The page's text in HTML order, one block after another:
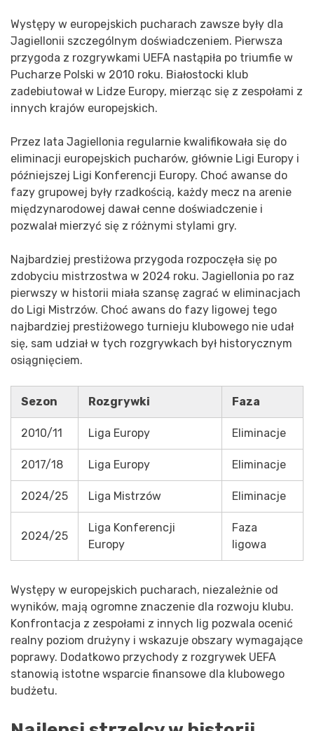
Występy w europejskich pucharach zawsze były dla
Jagiellonii szczególnym doświadczeniem. Pierwsza
przygoda z rozgrywkami UEFA nastąpiła po triumfie w
Pucharze Polski w 2010 roku. Białostocki klub
zadebiutował w Lidze Europy, mierząc się z zespołami z
innych krajów europejskich.
Przez lata Jagiellonia regularnie kwalifikowała się do
eliminacji europejskich pucharów, głównie Ligi Europy i
późniejszej Ligi Konferencji Europy. Choć awanse do
fazy grupowej były rzadkością, każdy mecz na arenie
międzynarodowej dawał cenne doświadczenie i
pozwalał mierzyć się z różnymi stylami gry.
Najbardziej prestiżowa przygoda rozpoczęła się po
zdobyciu mistrzostwa w 2024 roku. Jagiellonia po raz
pierwszy w historii miała szansę zagrać w eliminacjach
do Ligi Mistrzów. Choć awans do fazy ligowej tego
najbardziej prestiżowego turnieju klubowego nie udał
się, sam udział w tych rozgrywkach był historycznym
osiągnięciem.
Sezon Rozgrywki Faza
2010/11 Liga Europy Eliminacje
2017/18 Liga Europy Eliminacje
2024/25 Liga Mistrzów Eliminacje
2024/25
Liga Konferencji
Europy
Faza
ligowa
Występy w europejskich pucharach, niezależnie od
wyników, mają ogromne znaczenie dla rozwoju klubu.
Konfrontacja z zespołami z innych lig pozwala ocenić
realny poziom drużyny i wskazuje obszary wymagające
poprawy. Dodatkowo przychody z rozgrywek UEFA
stanowią istotne wsparcie finansowe dla klubowego
budżetu.